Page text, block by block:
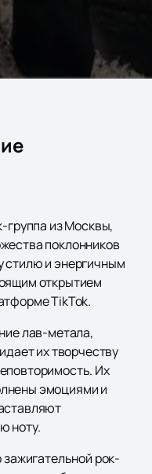
группа из Москвы,
поклонников
стилю и энергичным
открытием
TikTok.
лав-метала,
их творчеству
Их
эмоциями и
ноту.
зажигательной рок-